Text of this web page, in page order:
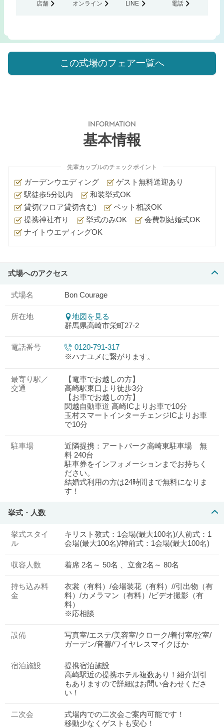
店舗 オンライン LINE 電話
この式場のフェア一覧へ
INFORMATION
基本情報
先輩カップルのチェックポイント
ガーデンウエディング
ゲスト無料送迎あり
駅徒歩5分以内
和装挙式OK
貸切(フロア貸切含む)
ペット相談OK
提携神社有り
挙式のみOK
会費制結婚式OK
ナイトウエディングOK
式場へのアクセス
式場名 Bon Courage
所在地
地図を見る
群馬県高崎市栄町27-2
電話番号
0120-791-317
※ハナユメに繋がります。
最寄り駅／
交通
【電車でお越しの方】
高崎駅東口より徒歩3分
【お車でお越しの方】
関越自動車道 高崎ICよりお車で10分
玉村スマートインターチェンジICよりお車
で10分
駐車場
近隣提携：アートパーク高崎東駐車場 無
料 240台
駐車券をインフォメーションまでお持ちく
ださい。
結婚式利用の方は24時間まで無料になりま
す！
挙式・人数
挙式スタイ
ル
キリスト教式：1会場(最大100名)/人前式：1
会場(最大100名)/神前式：1会場(最大100名)
収容人数 着席 2名～ 50名 、立食2名～ 80名
持ち込み料
金
衣裳（有料）/会場装花（有料）//引出物（有
料）/カメラマン（有料）/ビデオ撮影（有
料）
※応相談
設備
写真室/エステ/美容室/クローク/着付室/控室/
ガーデン/音響/ワイヤレスマイクほか
宿泊施設
提携宿泊施設
高崎駅近の提携ホテル複数あり！紹介割引
もありますので詳細はお問い合わせくださ
い！
二次会
式場内での二次会ご案内可能です！
移動少なくゲストも安心！